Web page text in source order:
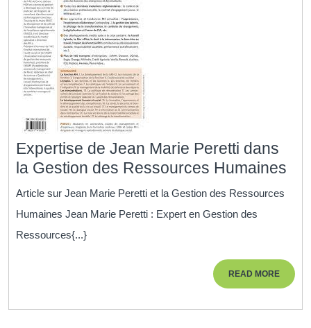
Expertise de Jean Marie Peretti dans
la Gestion des Ressources Humaines
la
Article sur Jean Marie Peretti et la Gestion des Ressources
Humaines Jean Marie Peretti : Expert en Gestion des
Ressources{...}
READ MOREREAD
MORE